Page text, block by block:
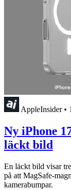
AppleInsider •
Ny iPhone
läckt bild
En läckt bild visar
på att MagSafe-
kamerabumpar.